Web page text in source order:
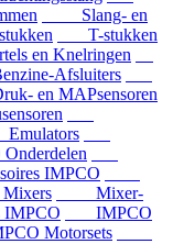
Slang- en
T-stukken
en Knelringen
Afsluiters
en MAPsensoren
IMPCO
Mixer-
IMPCO
Motorsets